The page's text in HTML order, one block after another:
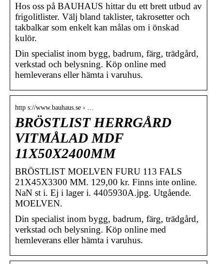
Hos oss på BAUHAUS hittar du ett brett utbud av
frigolitlister. Välj bland taklister, takrosetter och
takbalkar som enkelt kan målas om i önskad
kulör.
Din specialist inom bygg, badrum, färg, trädgård,
verkstad och belysning. Köp online med
hemleverans eller hämta i varuhus.
http s://www.bauhaus.se › …
BRÖSTLIST HERRGÅRD
VITMÅLAD MDF
11X50X2400MM
BRÖSTLIST MOELVEN FURU 113 FALS
21X45X3300 MM. 129,00 kr. Finns inte online.
NaN st i. Ej i lager i. 4405930A.jpg. Utgående.
MOELVEN.
Din specialist inom bygg, badrum, färg, trädgård,
verkstad och belysning. Köp online med
hemleverans eller hämta i varuhus.